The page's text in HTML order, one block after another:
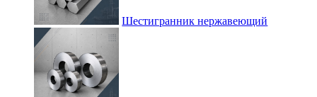
Шестигранник нержавеющий